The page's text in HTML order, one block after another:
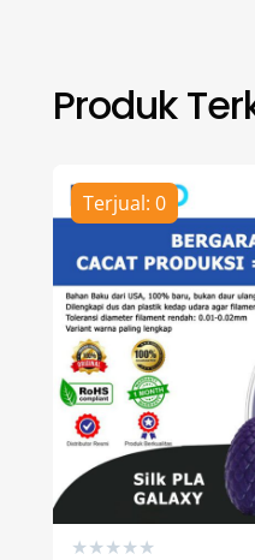
Produk
Terjual: 0
★★★★★